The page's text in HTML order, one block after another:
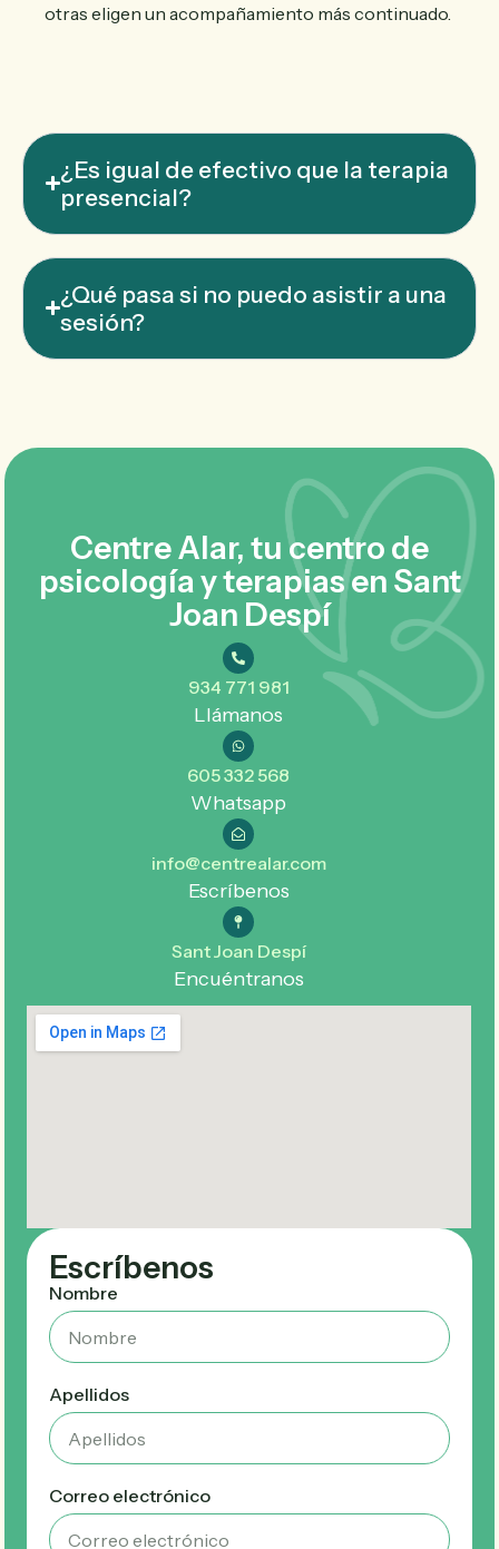
otras eligen un acompañamiento más continuado.
¿Es igual de efectivo que la terapia
presencial?
¿Qué pasa si no puedo asistir a una
sesión?
Centre Alar, tu centro de
psicología y terapias en Sant
Joan Despí
934 771 981
Llámanos
605 332 568
Whatsapp
info@centrealar.com
Escríbenos
Sant Joan Despí
Encuéntranos
Escríbenos
Nombre
Apellidos
Correo electrónico